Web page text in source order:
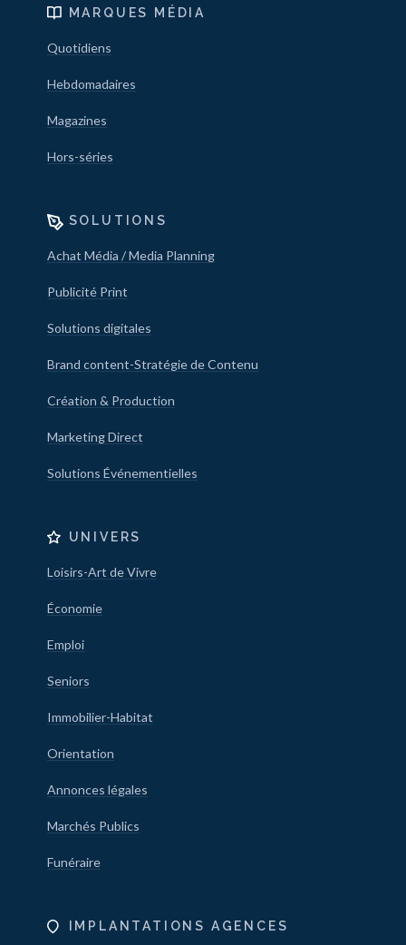
MARQUES MÉDIA
Quotidiens
Hebdomadaires
Magazines
Hors-séries
SOLUTIONS
Achat Média / Media Planning
Publicité Print
Solutions digitales
Brand content-Stratégie de Contenu
Création & Production
Marketing Direct
Solutions Événementielles
UNIVERS
Loisirs-Art de Vivre
Économie
Emploi
Seniors
Immobilier-Habitat
Orientation
Annonces légales
Marchés Publics
Funéraire
IMPLANTATIONS AGENCES